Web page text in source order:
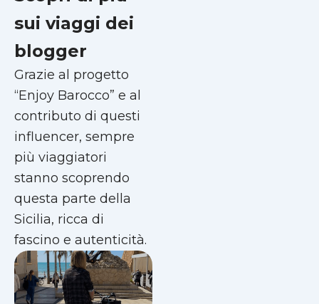
sui viaggi dei
blogger
Grazie al progetto
“Enjoy Barocco” e al
contributo di questi
influencer, sempre
più viaggiatori
stanno scoprendo
questa parte della
Sicilia, ricca di
fascino e autenticità.